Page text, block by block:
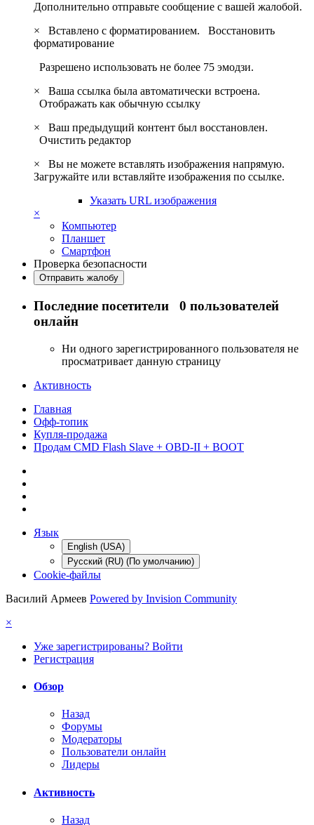
Дополнительно отправьте сообщение с вашей жалобой.
×
Вставлено с форматированием. Восстановить
форматирование
Разрешено использовать не более 75 эмодзи.
×
Ваша ссылка была автоматически встроена.
Отображать как обычную ссылку
×
Ваш предыдущий контент был восстановлен.
Очистить редактор
×
Вы не можете вставлять изображения напрямую.
Загружайте или вставляйте изображения по ссылке.
Указать URL изображения
×
Компьютер
Планшет
Смартфон
Проверка безопасности
Отправить жалобу
Последние посетители 0 пользователей
онлайн
Ни одного зарегистрированного пользователя не
просматривает данную страницу
Активность
Главная
Офф-топик
Купля-продажа
Продам CMD Flash Slave + OBD-II + BOOT
Язык
English (USA)
Русский (RU) (По умолчанию)
Cookie-файлы
Василий Армеев Powered by Invision Community
×
Уже зарегистрированы? Войти
Регистрация
Обзор
Назад
Форумы
Модераторы
Пользователи онлайн
Лидеры
Активность
Назад